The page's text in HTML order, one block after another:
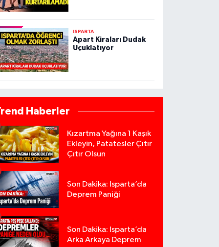
ISPARTA
Apart Kiraları Dudak
Uçuklatıyor
Haberler
Kızartma Yağına 1 Kaşık
Ekleyin, Patatesler Çıtır
Çıtır Olsun
Son Dakika: Isparta’da
Deprem Paniği
Son Dakika: Isparta’da
Arka Arkaya Deprem